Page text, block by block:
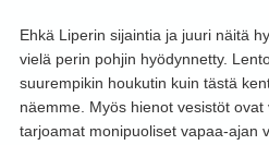
Ehkä Liperin sijaintia ja juuri näitä
vielä perin pohjin hyödynnetty.
suurempikin houkutin kuin tästä
näemme. Myös hienot vesistöt
tarjoamat monipuoliset vapaa-ajan